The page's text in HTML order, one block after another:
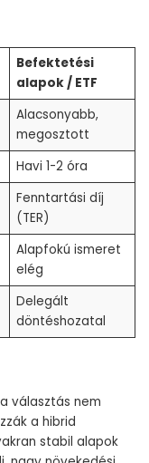
Befektetési
alapok / ETF
Alacsonyabb,
megosztott
Havi 1-2 óra
Fenntartási díj
(TER)
Alapfokú ismeret
elég
Delegált
döntéshozatal
választás nem
a hibrid
stabil alapok